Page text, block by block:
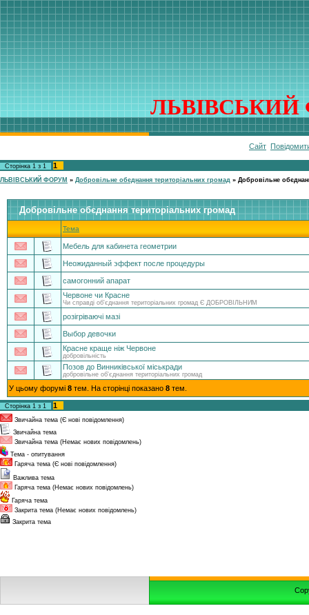
ЛЬВІВСЬКИЙ
Сайт
Сторінка 1 з 1 1
ЛЬВІВСЬКИЙ ФОРУМ » Добровільне обєднання територіальних громад » Добровільне
Добровільне обєднання територіальних громад
Тема
Мебель для кабинета геометрии
Неожиданный эффект после процедуры
самогонний апарат
Червоне чи Красне
Чи справді об'єднання територіальних громад Є ДОБРОВІЛЬНИМ
розігріваючі мазі
Выбор девочки
Красне краще ніж Червоне
добровільність
Позов до Винниківської міськради
добровільне об'єднання територіальних громад
У цьому форумі 8 тем. На сторінці показано 8 тем.
Сторінка 1 з 1 1
Звичайна тема (Є нові повідомлення)
Звичайна тема
Звичайна тема (Немає нових повідомлень)
Тема - опитування
Гаряча тема (Є нові повідомлення)
Важлива тема
Гаряча тема (Немає нових повідомлень)
Гаряча тема
Закрита тема (Немає нових повідомлень)
Закрита тема